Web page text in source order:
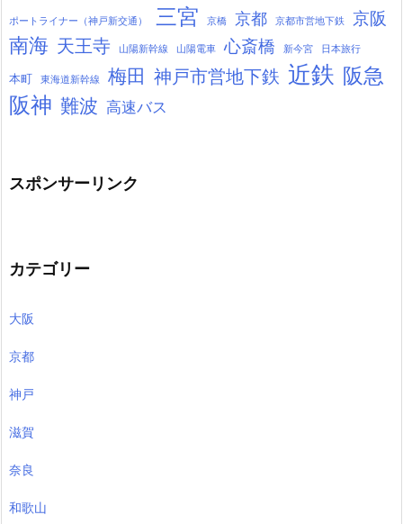
ポートライナー（神戸新交通） 三宮 京橋 京都 京都市営地下鉄 京阪
南海 天王寺 山陽新幹線 山陽電車 心斎橋 新今宮 日本旅行
本町 東海道新幹線 梅田 神戸市営地下鉄 近鉄 阪急
阪神 難波 高速バス
スポンサーリンク
カテゴリー
大阪
京都
神戸
滋賀
奈良
和歌山